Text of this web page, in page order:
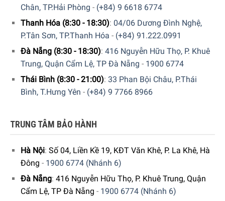
Để đặt mua“ Ấm Đun Nước Siêu Tốc SMEG KLF03RGEU
Quý vị hãy gọi điện trực tiếp vào
1900 6774
để nhận được những tư vấn chi tiết và đặt mua
sản phẩm. Hoặc đặt hàng trực tiếp trên websitetại
.Gia dụng Đức Sài Gòn sẽ gọi lại để xác nhận đơn
Chân, TP.Hải Phòng - (+84) 9 6618 6774
Thanh Hóa (8:30 - 18:30): 04/06 Dương Đình Nghệ,
P.Tân Sơn, TP.Thanh Hóa - (+84) 91.222.0991
Đà Nẵng (8:30 - 18:30): 416 Nguyễn Hữu Thọ, P. Khuê
Trung, Quận Cẩm Lệ, TP Đà Nẵng - 1900 6774
Thái Bình (8:30 - 21:00): 33 Phan Bội Châu, P.Thái
Bình, T.Hưng Yên - (+84) 9 7766 8966
TRUNG TÂM BẢO HÀNH
Hà Nội: Số 04, Liền Kề 19, KĐT Văn Khê, P. La Khê, Hà
Đông - 1900 6774 (Nhánh 6)
Đà Nẵng: 416 Nguyễn Hữu Thọ, P. Khuê Trung, Quận
Cẩm Lệ, TP Đà Nẵng - 1900 6774 (Nhánh 6)